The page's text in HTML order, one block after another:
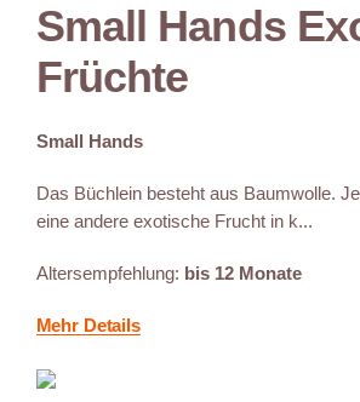
Small Hands
Früchte
Small Hands
Das Büchlein besteht aus Baumwolle.
eine andere exotische Frucht in k...
Altersempfehlung: bis 12 Monate
Mehr Details